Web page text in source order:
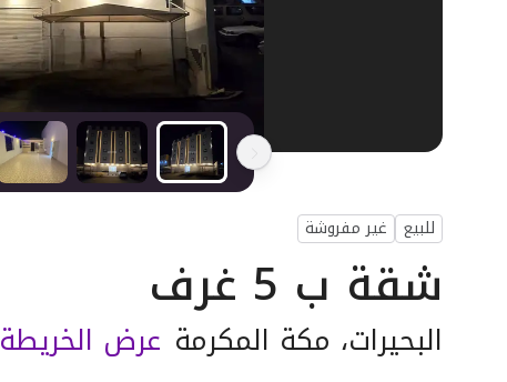
للبيع غير مفروشة
شقة ب 5 غرف
البحيرات، مكة المكرمة عرض الخريطة